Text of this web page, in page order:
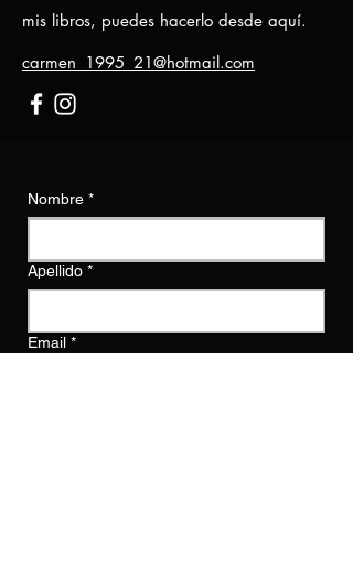
mis libros, puedes hacerlo desde aquí.
carmen_1995_21@hotmail.com
Nombre *
Apellido *
Email *